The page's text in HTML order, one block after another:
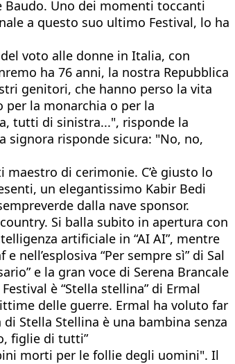
Baudo. Uno dei momenti toccanti
a questo suo ultimo Festival, lo ha
voto alle donne in Italia, con
ha 76 anni, la nostra Repubblica
genitori, che hanno perso la vita
per la monarchia o per la
tutti di sinistra...", risponde la
signora risponde sicura: "No, no,
di cerimonie. C’è giusto lo
un elegantissimo Kabir Bedi
dalla nave sponsor.
Si balla subito in apertura con
artificiale in “AI AI”, mentre
nell’esplosiva “Per sempre sì” di Sal
e la gran voce di Serena Brancale
è “Stella stellina” di Ermal
delle guerre. Ermal ha voluto far
Stella Stellina è una bambina senza
figlie di tutti”
morti per le follie degli uomini". Il